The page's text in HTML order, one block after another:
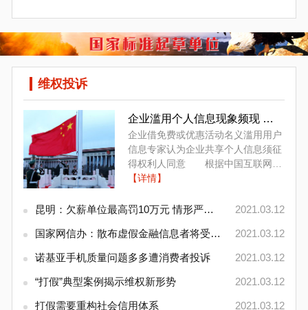
维权投诉
企业滥用个人信息现象频现 专
家建议制定相应法规
企业借免费或优惠活动名义滥用用户
信息专家认为企业共享个人信息须征
得权利人同意 根据中国互联网络
信息中心发布的《中国互联网络发展
我国...
【详情】
昆明：欠薪单位最高罚10万元 情形严重者列入“黑 2021.03.12
国家网信办：散布虚假金融信息者将受联合惩戒 2021.03.12
诺基亚手机质量问题多多遭消费者投诉 2021.03.12
“打假”典型案例揭示维权新形势 2021.03.12
打假需要重构社会信用体系 2021.03.12